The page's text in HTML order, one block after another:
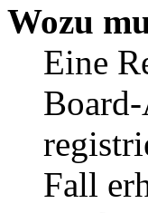
Wozu
Eine
Fall